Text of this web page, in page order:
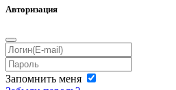
Авторизация
Запомнить меня